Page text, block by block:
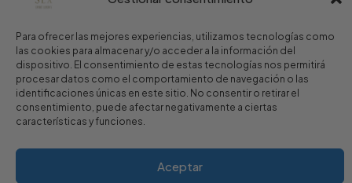
Para ofrecer las mejores experiencias, utilizamos tecnologías como
las cookies para almacenar y/o acceder a la información del
dispositivo. El consentimiento de estas tecnologías nos permitirá
procesar datos como el comportamiento de navegación o las
identificaciones únicas en este sitio. No consentir o retirar el
consentimiento, puede afectar negativamente a ciertas
características y funciones.
Aceptar
Copyright © 2024 Sport Luxury.